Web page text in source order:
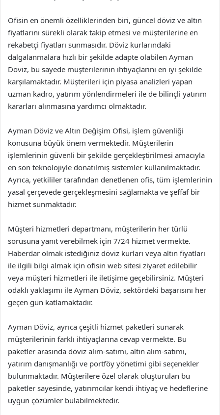
Ofisin en önemli özelliklerinden biri, güncel döviz ve altın
fiyatlarını sürekli olarak takip etmesi ve müşterilerine en
rekabetçi fiyatları sunmasıdır. Döviz kurlarındaki
dalgalanmalara hızlı bir şekilde adapte olabilen Ayman
Döviz, bu sayede müşterilerinin ihtiyaçlarını en iyi şekilde
karşılamaktadır. Müşterileri için piyasa analizleri yapan
uzman kadro, yatırım yönlendirmeleri ile de bilinçli yatırım
kararları alınmasına yardımcı olmaktadır.
Ayman Döviz ve Altın Değişim Ofisi, işlem güvenliği
konusuna büyük önem vermektedir. Müşterilerin
işlemlerinin güvenli bir şekilde gerçekleştirilmesi amacıyla
en son teknolojiyle donatılmış sistemler kullanılmaktadır.
Ayrıca, yetkililer tarafından denetlenen ofis, tüm işlemlerinin
yasal çerçevede gerçekleşmesini sağlamakta ve şeffaf bir
hizmet sunmaktadır.
Müşteri hizmetleri departmanı, müşterilerin her türlü
sorusuna yanıt verebilmek için 7/24 hizmet vermekte.
Haberdar olmak istediğiniz döviz kurları veya altın fiyatları
ile ilgili bilgi almak için ofisin web sitesi ziyaret edilebilir
veya müşteri hizmetleri ile iletişime geçebilirsiniz. Müşteri
odaklı yaklaşımı ile Ayman Döviz, sektördeki başarısını her
geçen gün katlamaktadır.
Ayman Döviz, ayrıca çeşitli hizmet paketleri sunarak
müşterilerinin farklı ihtiyaçlarına cevap vermekte. Bu
paketler arasında döviz alım-satımı, altın alım-satımı,
yatırım danışmanlığı ve portföy yönetimi gibi seçenekler
bulunmaktadır. Müşterilere özel olarak oluşturulan bu
paketler sayesinde, yatırımcılar kendi ihtiyaç ve hedeflerine
uygun çözümler bulabilmektedir.